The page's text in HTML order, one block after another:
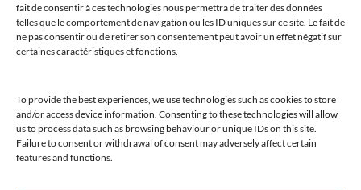
fait de consentir à ces technologies nous permettra de traiter des données
telles que le comportement de navigation ou les ID uniques sur ce site. Le fait de
ne pas consentir ou de retirer son consentement peut avoir un effet négatif sur
certaines caractéristiques et fonctions.
To provide the best experiences, we use technologies such as cookies to store
and/or access device information. Consenting to these technologies will allow
us to process data such as browsing behaviour or unique IDs on this site.
Failure to consent or withdrawal of consent may adversely affect certain
features and functions.
Bienvenue au sein du CLUB AMILCAR !
Nous contacter et rejoindre le